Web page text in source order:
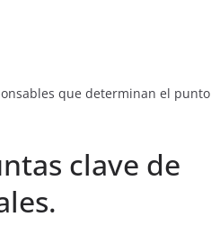
que determinan el punto
clave de